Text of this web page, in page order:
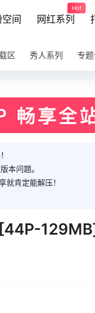
间 网红系列
Hot
区 秀人系列 专
本问题。
就肯定能解压！